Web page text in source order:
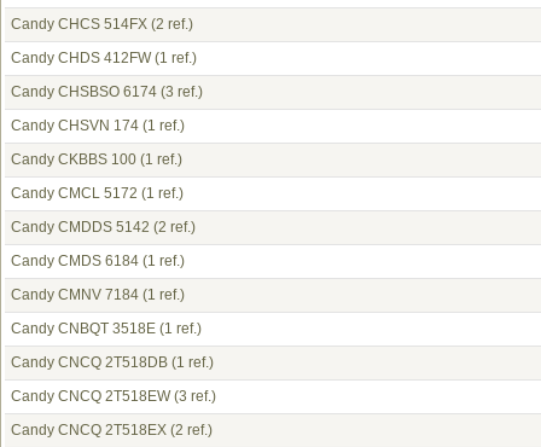
Candy CHCS 514FX (2 ref.)
Candy CHDS 412FW(1 ref.)
Candy CHSBSO 6174 (3 ref.)
Candy CHSVN 174 (1 ref.)
Candy CKBBS 100 (1 ref.)
Candy CMCL 5172 (1 ref.)
Candy CMDDS 5142 (2 ref.)
Candy CMDS 6184 (1 ref.)
Candy CMNV 7184 (1 ref.)
Candy CNBQT 3518E (1 ref.)
Candy CNCQ 2T518DB (1 ref.)
Candy CNCQ 2T518EW(3 ref.)
Candy CNCQ 2T518EX (2 ref.)